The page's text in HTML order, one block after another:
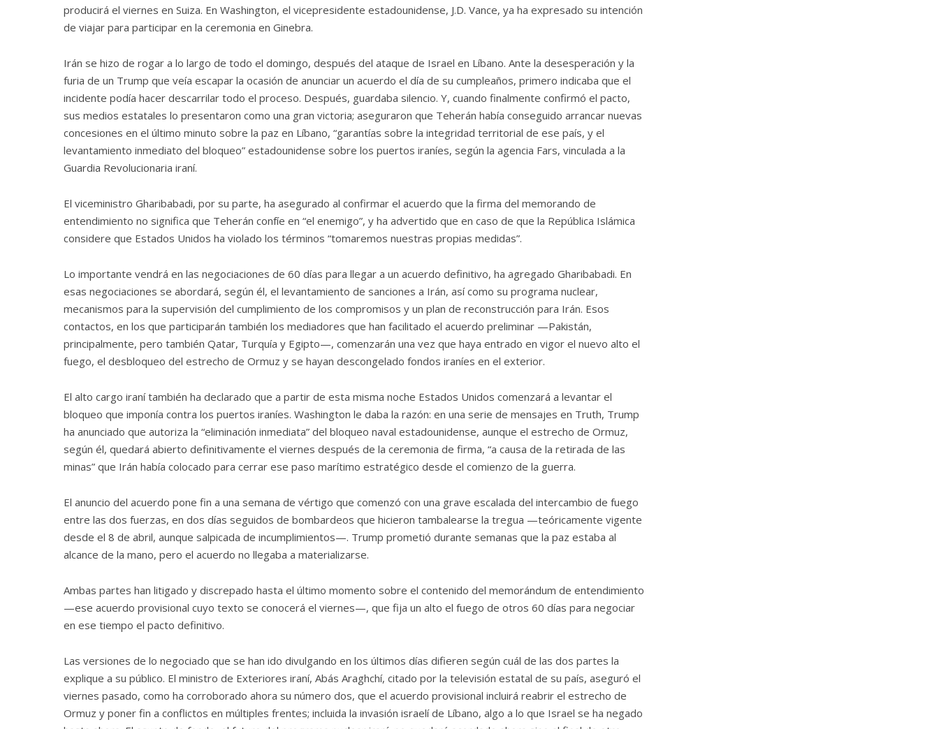
producirá el viernes en Suiza. En Washington, el vicepresidente estadounidense, J.D. Vance, ya ha expresado su intención
de viajar para participar en la ceremonia en Ginebra.
Irán se hizo de rogar a lo largo de todo el domingo, después del ataque de Israel en Líbano. Ante la desesperación y la
furia de un Trump que veía escapar la ocasión de anunciar un acuerdo el día de su cumpleaños, primero indicaba que el
incidente podía hacer descarrilar todo el proceso. Después, guardaba silencio. Y, cuando finalmente confirmó el pacto,
sus medios estatales lo presentaron como una gran victoria; aseguraron que Teherán había conseguido arrancar nuevas
concesiones en el último minuto sobre la paz en Líbano, “garantías sobre la integridad territorial de ese país, y el
levantamiento inmediato del bloqueo” estadounidense sobre los puertos iraníes, según la agencia Fars, vinculada a la
Guardia Revolucionaria iraní.
El viceministro Gharibabadi, por su parte, ha asegurado al confirmar el acuerdo que la firma del memorando de
entendimiento no significa que Teherán confíe en “el enemigo”, y ha advertido que en caso de que la República Islámica
considere que Estados Unidos ha violado los términos “tomaremos nuestras propias medidas”.
Lo importante vendrá en las negociaciones de 60 días para llegar a un acuerdo definitivo, ha agregado Gharibabadi. En
esas negociaciones se abordará, según él, el levantamiento de sanciones a Irán, así como su programa nuclear,
mecanismos para la supervisión del cumplimiento de los compromisos y un plan de reconstrucción para Irán. Esos
contactos, en los que participarán también los mediadores que han facilitado el acuerdo preliminar —Pakistán,
principalmente, pero también Qatar, Turquía y Egipto—, comenzarán una vez que haya entrado en vigor el nuevo alto el
fuego, el desbloqueo del estrecho de Ormuz y se hayan descongelado fondos iraníes en el exterior.
El alto cargo iraní también ha declarado que a partir de esta misma noche Estados Unidos comenzará a levantar el
bloqueo que imponía contra los puertos iraníes. Washington le daba la razón: en una serie de mensajes en Truth, Trump
ha anunciado que autoriza la “eliminación inmediata” del bloqueo naval estadounidense, aunque el estrecho de Ormuz,
según él, quedará abierto definitivamente el viernes después de la ceremonia de firma, “a causa de la retirada de las
minas” que Irán había colocado para cerrar ese paso marítimo estratégico desde el comienzo de la guerra.
El anuncio del acuerdo pone fin a una semana de vértigo que comenzó con una grave escalada del intercambio de fuego
entre las dos fuerzas, en dos días seguidos de bombardeos que hicieron tambalearse la tregua —teóricamente vigente
desde el 8 de abril, aunque salpicada de incumplimientos—. Trump prometió durante semanas que la paz estaba al
alcance de la mano, pero el acuerdo no llegaba a materializarse.
Ambas partes han litigado y discrepado hasta el último momento sobre el contenido del memorándum de entendimiento
—ese acuerdo provisional cuyo texto se conocerá el viernes—, que fija un alto el fuego de otros 60 días para negociar
en ese tiempo el pacto definitivo.
Las versiones de lo negociado que se han ido divulgando en los últimos días difieren según cuál de las dos partes la
explique a su público. El ministro de Exteriores iraní, Abás Araghchí, citado por la televisión estatal de su país, aseguró el
viernes pasado, como ha corroborado ahora su número dos, que el acuerdo provisional incluirá reabrir el estrecho de
Ormuz y poner fin a conflictos en múltiples frentes; incluida la invasión israelí de Líbano, algo a lo que Israel se ha negado